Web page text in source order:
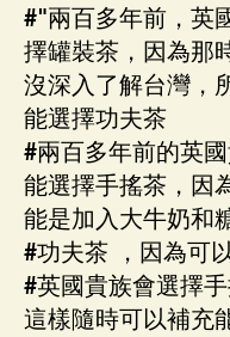
#"兩百多年前，英
擇罐裝茶，因為那
沒深入了解台灣，
能選擇功夫茶
#兩百多年前的英
能選擇手搖茶，因
能是加入大牛奶和
#功夫茶 ，因為可
#英國貴族會選擇
這樣隨時可以補充